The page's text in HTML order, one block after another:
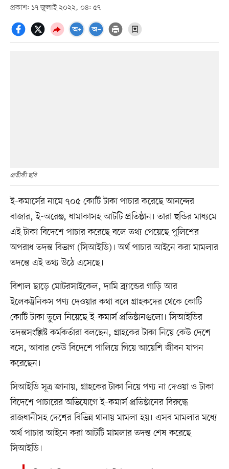
প্রকাশ: ১৭ জুলাই ২০২২, ০৪: ৫৭
প্রতীকী ছবি
ই-কমার্সের নামে ৭০৫ কোটি টাকা পাচার করেছে আনন্দের
বাজার, ই-অরেঞ্জ, ধামাকাসহ আটটি প্রতিষ্ঠান। তারা হুন্ডির মাধ্যমে
এই টাকা বিদেশে পাচার করেছে বলে তথ্য পেয়েছে পুলিশের
অপরাধ তদন্ত বিভাগ (সিআইডি)। অর্থ পাচার আইনে করা মামলার
তদন্তে এই তথ্য উঠে এসেছে।
বিশাল ছাড়ে মোটরসাইকেল, দামি ব্র্যান্ডের গাড়ি আর
ইলেকট্রনিকস পণ্য দেওয়ার কথা বলে গ্রাহকদের থেকে কোটি
কোটি টাকা তুলে নিয়েছে ই-কমার্স প্রতিষ্ঠানগুলো। সিআইডির
তদন্তসংশ্লিষ্ট কর্মকর্তারা বলছেন, গ্রাহকের টাকা নিয়ে কেউ দেশে
বসে, আবার কেউ বিদেশে পালিয়ে গিয়ে আয়েশি জীবন যাপন
করেছেন।
সিআইডি সূত্র জানায়, গ্রাহকের টাকা নিয়ে পণ্য না দেওয়া ও টাকা
বিদেশে পাচারের অভিযোগে ই-কমার্স প্রতিষ্ঠানের বিরুদ্ধে
রাজধানীসহ দেশের বিভিন্ন থানায় মামলা হয়। এসব মামলার মধ্যে
অর্থ পাচার আইনে করা আটটি মামলার তদন্ত শেষ করেছে
সিআইডি।